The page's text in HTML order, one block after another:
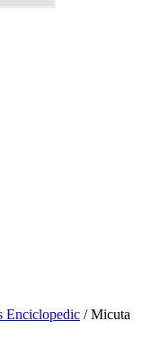
Enciclopedic / Micuta